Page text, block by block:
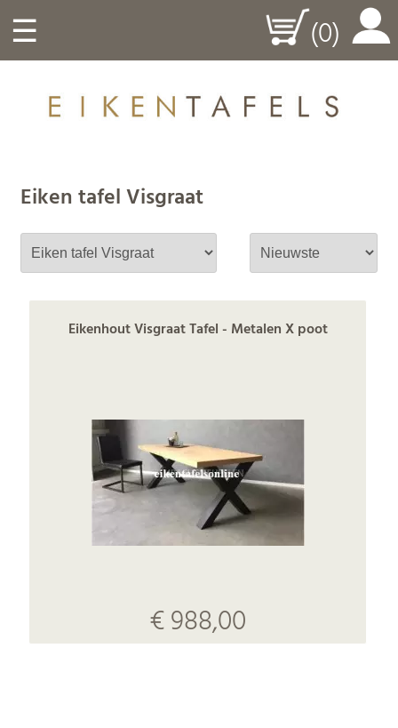
☰ (0)
Eiken tafel Visgraat
Eikenhout Visgraat Tafel - Metalen X poot
€ 988,00